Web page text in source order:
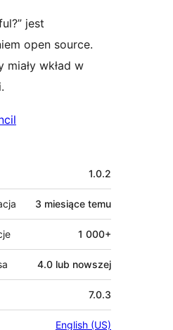
jest
open source.
miały wkład w
1.0.2
3 miesiące temu
1 000+
4.0 lub nowszej
7.0.3
English (US)